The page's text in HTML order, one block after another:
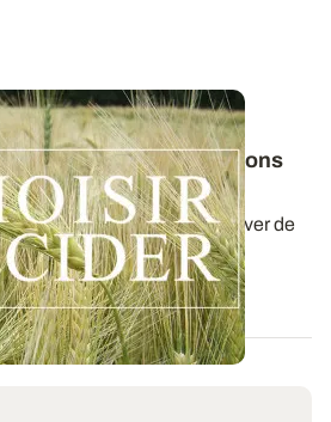
nos préconisations
2026/2027 pour cultiver de
dans...